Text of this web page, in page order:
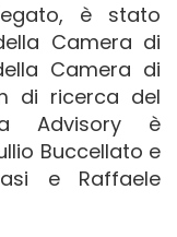
è stato
Camera di
Camera di
di ricerca del
Advisory è
Buccellato e
e Raffaele